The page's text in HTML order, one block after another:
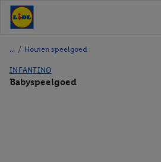
/ Houten speelgoed
INFANTINO
Babyspeelgoed